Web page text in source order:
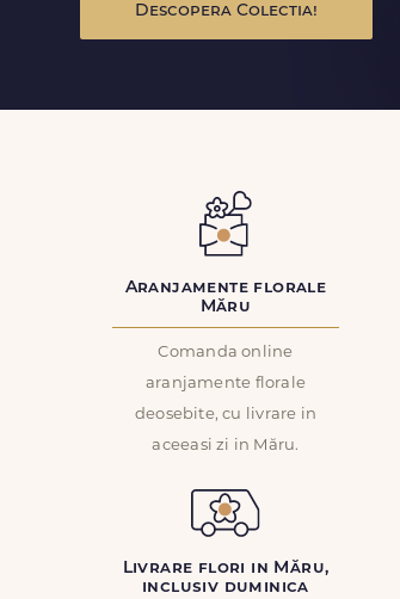
Descopera Colectia!
Aranjamente florale
Măru
Comanda online
aranjamente florale
deosebite, cu livrare in
aceeasi zi in Măru.
Livrare flori in Măru,
inclusiv duminica